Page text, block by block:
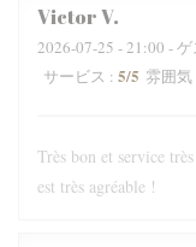
VictorV
2026-07-25 - 21:00 -
サービス : 5/5 雰囲気
Très bon et service
est très agréable !